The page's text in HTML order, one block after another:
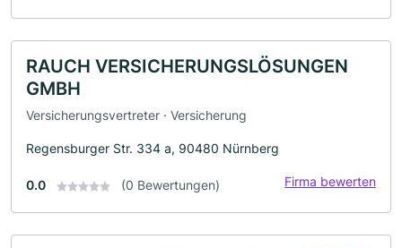
RAUCH VERSICHERUNGSLÖSUNGEN
GMBH
Versicherungsvertreter · Versicherung
Regensburger Str. 334 a, 90480 Nürnberg
0.0 (0 Bewertungen) Firma bewerten